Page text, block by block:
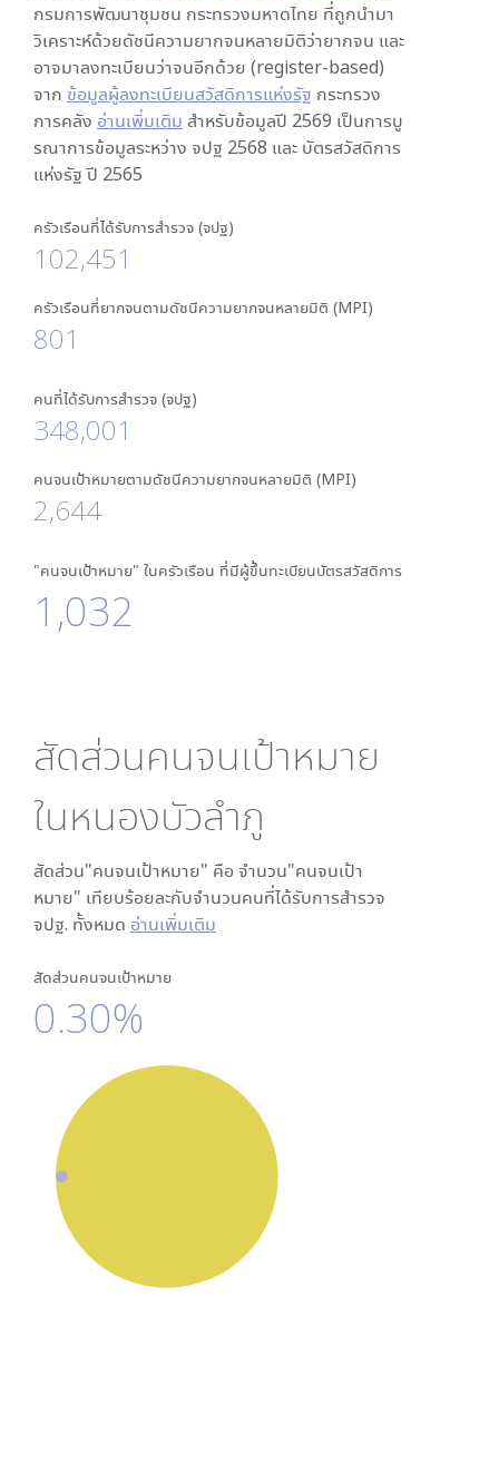
กรมการพัฒนาชุมชน กระทรวงมหาดไทย ที่ถูกนำมา
วิเคราะห์ด้วยดัชนีความยากจนหลายมิติว่ายากจน และ
อาจมาลงทะเบียนว่าจนอีกด้วย (register-based)
จาก ข้อมูลผู้ลงทะเบียนสวัสดิการแห่งรัฐ กระทรวง
การคลัง อ่านเพิ่มเติม สำหรับข้อมูลปี 2569 เป็นการบู
รณาการข้อมูลระหว่าง จปฐ 2568 และ บัตรสวัสดิการ
แห่งรัฐ ปี 2565
ครัวเรือนที่ได้รับการสำรวจ (จปฐ)
102,451
ครัวเรือนที่ยากจนตามดัชนีความยากจนหลายมิติ (MPI)
801
คนที่ได้รับการสำรวจ (จปฐ)
348,001
คนจนเป้าหมายตามดัชนีความยากจนหลายมิติ (MPI)
2,644
"คนจนเป้าหมาย" ในครัวเรือน ที่มีผู้ขึ้นทะเบียนบัตรสวัสดิการ
1,032
สัดส่วนคนจนเป้าหมาย
ในหนองบัวลำภู
สัดส่วน"คนจนเป้าหมาย" คือ จำนวน"คนจนเป้า
หมาย" เทียบร้อยละกับจำนวนคนที่ได้รับการสำรวจ
จปฐ. ทั้งหมด อ่านเพิ่มเติม
สัดส่วนคนจนเป้าหมาย
0.30%